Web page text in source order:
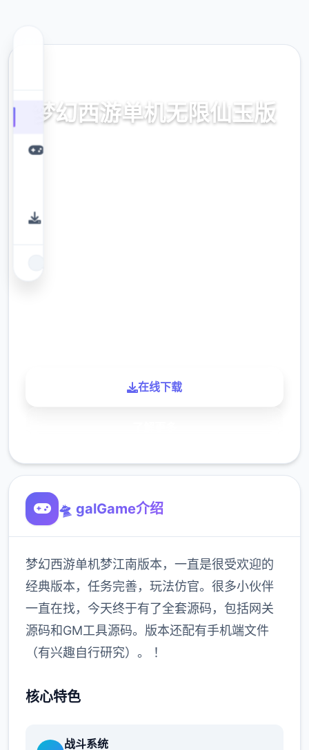
梦幻西游单机无限仙玉版
在线下载
🛸 galGame介绍
梦幻西游单机梦江南版本，一直是很受欢迎的
经典版本，任务完善，玩法仿官。很多小伙伴
一直在找，今天终于有了全套源码，包括网关
源码和GM工具源码。版本还配有手机端文件
（有兴趣自行研究）。 ！
核心特色
战斗系统